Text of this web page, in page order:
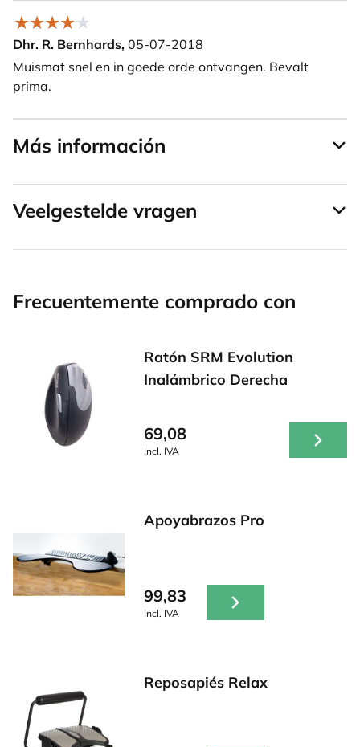
Dhr. R. Bernhards, 05-07-2018
Muismat snel en in goede orde ontvangen. Bevalt
prima.
Más información
Veelgestelde vragen
Frecuentemente comprado con
Ratón SRM Evolution
Inalámbrico Derecha
69,08
Incl. IVA
Apoyabrazos Pro
99,83
Incl. IVA
Reposapiés Relax